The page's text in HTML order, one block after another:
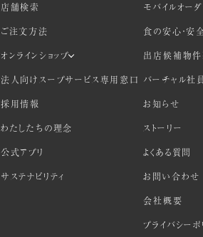
店舗検索
ご注文方法
オンラインショップ
法人向けスープサービス専用窓口
採用情報
わたしたちの理念
公式アプリ
サステナビリティ
モバイルオー
食の安心・安
出店候補物
バーチャル社
お知らせ
ストーリー
よくある質問
お問い合わせ
会社概要
プライバシーポ